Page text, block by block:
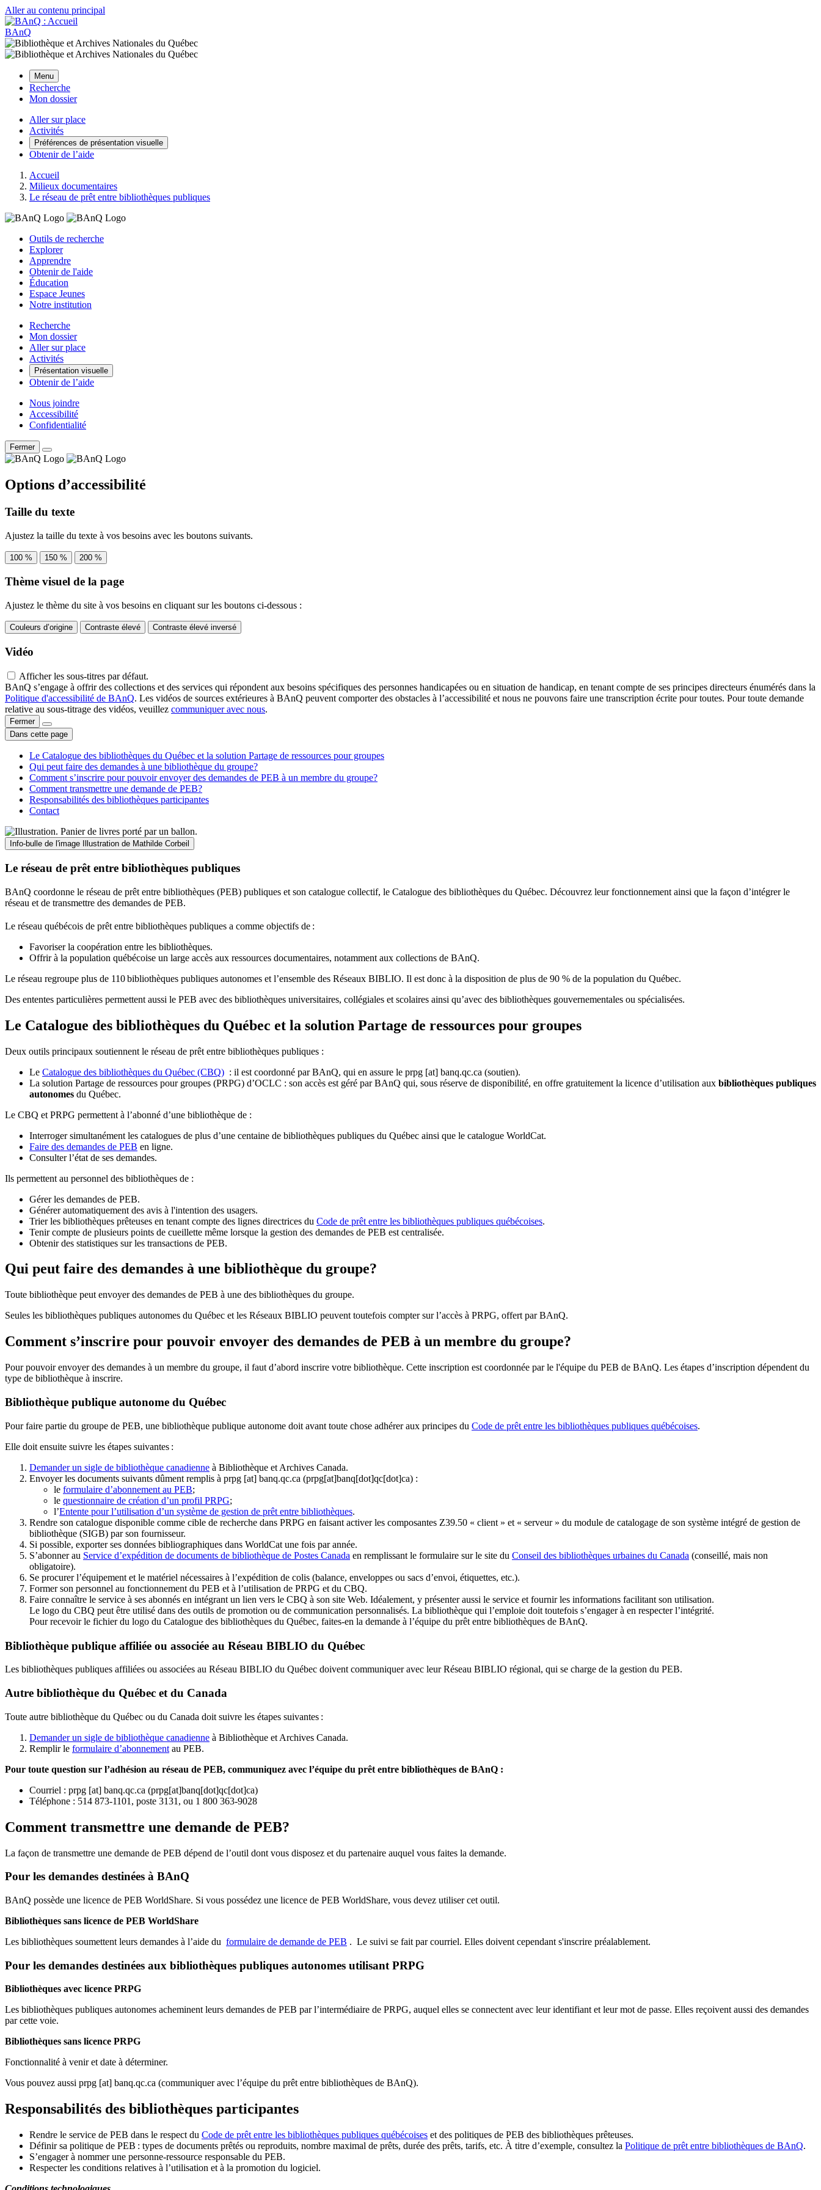
Aller au contenu principal
BAnQ
Menu
Recherche
Mon dossier
Aller sur place
Activités
Préférences de présentation visuelle
Obtenir de l’aide
Accueil
Milieux documentaires
Le réseau de prêt entre bibliothèques publiques
Outils de recherche
Explorer
Apprendre
Obtenir de l'aide
Éducation
Espace Jeunes
Notre institution
Recherche
Mon dossier
Aller sur place
Activités
Présentation visuelle
Obtenir de l’aide
Nous joindre
Accessibilité
Confidentialité
Fermer
Options d’accessibilité
Taille du texte
Ajustez la taille du texte à vos besoins avec les boutons suivants.
100 % 150 % 200 %
Thème visuel de la page
Ajustez le thème du site à vos besoins en cliquant sur les boutons ci-dessous :
Couleurs d’origine Contraste élevé Contraste élevé inversé
Vidéo
Afficher les sous-titres par défaut.
BAnQ s’engage à offrir des collections et des services qui répondent aux besoins spécifiques des personnes handicapées ou en situation de handicap, en tenant compte de ses principes directeurs énumérés dans la
Politique d'accessibilité de BAnQ. Les vidéos de sources extérieures à BAnQ peuvent comporter des obstacles à l’accessibilité et nous ne pouvons faire une transcription écrite pour toutes. Pour toute demande
relative au sous-titrage des vidéos, veuillez communiquer avec nous.
Fermer
Dans cette page
Le Catalogue des bibliothèques du Québec et la solution Partage de ressources pour groupes
Qui peut faire des demandes à une bibliothèque du groupe?
Comment s’inscrire pour pouvoir envoyer des demandes de PEB à un membre du groupe?
Comment transmettre une demande de PEB?
Responsabilités des bibliothèques participantes
Contact
Info-bulle de l'image Illustration de Mathilde Corbeil
Le réseau de prêt entre bibliothèques publiques
BAnQ coordonne le réseau de prêt entre bibliothèques (PEB) publiques et son catalogue collectif, le Catalogue des bibliothèques du Québec. Découvrez leur fonctionnement ainsi que la façon d’intégrer le
réseau et de transmettre des demandes de PEB.
Le réseau québécois de prêt entre bibliothèques publiques a comme objectifs de :
Favoriser la coopération entre les bibliothèques.
Offrir à la population québécoise un large accès aux ressources documentaires, notamment aux collections de BAnQ.
Le réseau regroupe plus de 110bibliothèques publiques autonomes et l’ensemble des Réseaux BIBLIO. Il est donc à la disposition de plus de 90 % de la population du Québec.
Des ententes particulières permettent aussi le PEB avec des bibliothèques universitaires, collégiales et scolaires ainsi qu’avec des bibliothèques gouvernementales ou spécialisées.
Le Catalogue des bibliothèques du Québec et la solution Partage de ressources pour groupes
Deux outils principaux soutiennent le réseau de prêt entre bibliothèques publiques :
Le Catalogue des bibliothèques du Québec (CBQ) : il est coordonné par BAnQ, qui en assure le prpg [at] banq.qc.ca (soutien).
La solution Partage de ressources pour groupes (PRPG) d’OCLC : son accès est géré par BAnQ qui, sous réserve de disponibilité, en offre gratuitement la licence d’utilisation aux bibliothèques publiques
autonomes du Québec.
Le CBQ et PRPG permettent à l’abonné d’une bibliothèque de :
Interroger simultanément les catalogues de plus d’une centaine de bibliothèques publiques du Québec ainsi que le catalogue WorldCat.
Faire des demandes de PEB en ligne.
Consulter l’état de ses demandes.
Ils permettent au personnel des bibliothèques de :
Gérer les demandes de PEB.
Générer automatiquement des avis à l'intention des usagers.
Trier les bibliothèques prêteuses en tenant compte des lignes directrices du Code de prêt entre les bibliothèques publiques québécoises.
Tenir compte de plusieurs points de cueillette même lorsque la gestion des demandes de PEB est centralisée.
Obtenir des statistiques sur les transactions de PEB.
Qui peut faire des demandes à une bibliothèque du groupe?
Toute bibliothèque peut envoyer des demandes de PEB à une des bibliothèques du groupe.
Seules les bibliothèques publiques autonomes du Québec et les Réseaux BIBLIO peuvent toutefois compter sur l’accès à PRPG, offert par BAnQ.
Comment s’inscrire pour pouvoir envoyer des demandes de PEB à un membre du groupe?
Pour pouvoir envoyer des demandes à un membre du groupe, il faut d’abord inscrire votre bibliothèque. Cette inscription est coordonnée par le l'équipe du PEB de BAnQ. Les étapes d’inscription dépendent du
type de bibliothèque à inscrire.
Bibliothèque publique autonome du Québec
Pour faire partie du groupe de PEB, une bibliothèque publique autonome doit avant toute chose adhérer aux principes du Code de prêt entre les bibliothèques publiques québécoises.
Elle doit ensuite suivre les étapes suivantes :
Demander un sigle de bibliothèque canadienne à Bibliothèque et Archives Canada.
Envoyer les documents suivants dûment remplis à prpg [at] banq.qc.ca (prpg[at]banq[dot]qc[dot]ca) :
le formulaire d’abonnement au PEB;
le questionnaire de création d’un profil PRPG;
l’Entente pour l’utilisation d’un système de gestion de prêt entre bibliothèques.
Rendre son catalogue disponible comme cible de recherche dans PRPG en faisant activer les composantes Z39.50 « client » et « serveur » du module de catalogage de son système intégré de gestion de
bibliothèque (SIGB) par son fournisseur.
Si possible, exporter ses données bibliographiques dans WorldCat une fois par année.
S’abonner au Service d’expédition de documents de bibliothèque de Postes Canada en remplissant le formulaire sur le site du Conseil des bibliothèques urbaines du Canada (conseillé, mais non
obligatoire).
Se procurer l’équipement et le matériel nécessaires à l’expédition de colis (balance, enveloppes ou sacs d’envoi, étiquettes, etc.).
Former son personnel au fonctionnement du PEB et à l’utilisation de PRPG et du CBQ.
Faire connaître le service à ses abonnés en intégrant un lien vers le CBQ à son site Web. Idéalement, y présenter aussi le service et fournir les informations facilitant son utilisation.
Le logo du CBQ peut être utilisé dans des outils de promotion ou de communication personnalisés. La bibliothèque qui l’emploie doit toutefois s’engager à en respecter l’intégrité.
Pour recevoir le fichier du logo du Catalogue des bibliothèques du Québec, faites-en la demande à l’équipe du prêt entre bibliothèques de BAnQ.
Bibliothèque publique affiliée ou associée au Réseau BIBLIO du Québec
Les bibliothèques publiques affiliées ou associées au Réseau BIBLIO du Québec doivent communiquer avec leur Réseau BIBLIO régional, qui se charge de la gestion du PEB.
Autre bibliothèque du Québec et du Canada
Toute autre bibliothèque du Québec ou du Canada doit suivre les étapes suivantes :
Demander un sigle de bibliothèque canadienne à Bibliothèque et Archives Canada.
Remplir le formulaire d’abonnement au PEB.
Pour toute question sur l’adhésion au réseau de PEB, communiquez avec l’équipe du prêt entre bibliothèques de BAnQ :
Courriel : prpg [at] banq.qc.ca (prpg[at]banq[dot]qc[dot]ca)
Téléphone : 514 873-1101, poste 3131, ou 1 800 363-9028
Comment transmettre une demande de PEB?
La façon de transmettre une demande de PEB dépend de l’outil dont vous disposez et du partenaire auquel vous faites la demande.
Pour les demandes destinées à BAnQ
BAnQ possède une licence de PEB WorldShare. Si vous possédez une licence de PEB WorldShare, vous devez utiliser cet outil.
Bibliothèques sans licence de PEB WorldShare
Les bibliothèques soumettent leurs demandes à l’aide du formulaire de demande de PEB . Le suivi se fait par courriel. Elles doivent cependant s'inscrire préalablement.
Pour les demandes destinées aux bibliothèques publiques autonomes utilisant PRPG
Bibliothèques avec licence PRPG
Les bibliothèques publiques autonomes acheminent leurs demandes de PEB par l’intermédiaire de PRPG, auquel elles se connectent avec leur identifiant et leur mot de passe. Elles reçoivent aussi des demandes
par cette voie.
Bibliothèques sans licence PRPG
Fonctionnalité à venir et date à déterminer.
Vous pouvez aussi prpg [at] banq.qc.ca (communiquer avec l’équipe du prêt entre bibliothèques de BAnQ).
Responsabilités des bibliothèques participantes
Rendre le service de PEB dans le respect du Code de prêt entre les bibliothèques publiques québécoises et des politiques de PEB des bibliothèques prêteuses.
Définir sa politique de PEB : types de documents prêtés ou reproduits, nombre maximal de prêts, durée des prêts, tarifs, etc. À titre d’exemple, consultez la Politique de prêt entre bibliothèques de BAnQ.
S’engager à nommer une personne-ressource responsable du PEB.
Respecter les conditions relatives à l’utilisation et à la promotion du logiciel.